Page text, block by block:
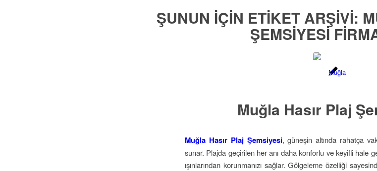
ŞUNUN IÇIN ETIKET ARŞIVI:
ŞEMSIYESI
Muğla Hasır Plaj
Muğla Hasır Plaj Şemsiyesi, güneşin altında rahatça
sunar. Plajda geçirilen her anı daha konforlu ve keyifli hale
ışınlarından korunmanızı sağlar. Gölgeleme özelliği